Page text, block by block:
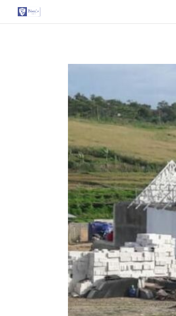
G-T3YPBRZG5Y